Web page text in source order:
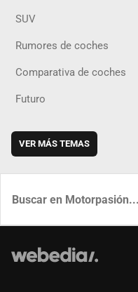
SUV
Rumores de coches
Comparativa de coches
Futuro
VER MÁS TEMAS